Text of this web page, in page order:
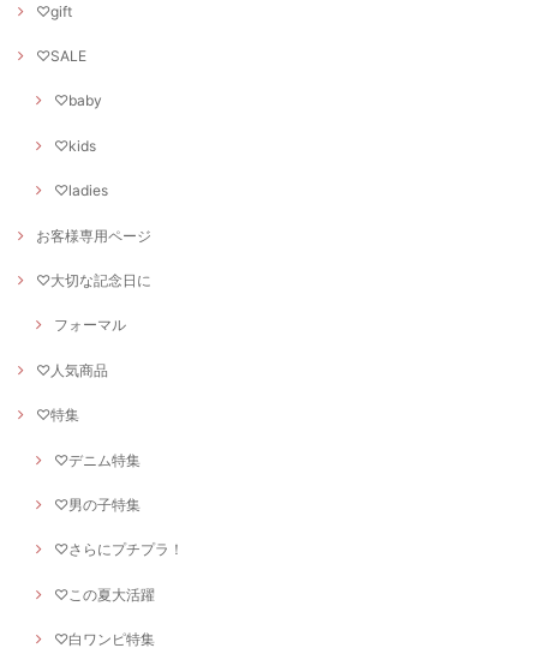
♡gift
♡SALE
♡baby
♡kids
♡ladies
お客様専用ページ
♡大切な記念日に
フォーマル
♡人気商品
♡特集
♡デニム特集
♡男の子特集
♡さらにプチプラ！
♡この夏大活躍
♡白ワンピ特集